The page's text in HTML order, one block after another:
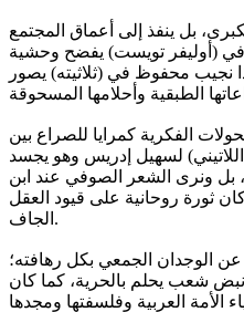
بل ينفذ إلى أعماق المجتمع
في (أوليفر تويست) يفضح وحشية
نجيب محفوظ في (ثلاثيته) يصور
الفكرية كمرايا للصراع بين
اللاتيني) لسهيل إدريس وهو يجسد
بل ونرى الشعر الصوفي عند ابن
ثورة روحانية على قيود العقل
الجاف.
عن الوجدان الجمعي بكل رهافته؛
شعب يحلم بالحرية، كما كان